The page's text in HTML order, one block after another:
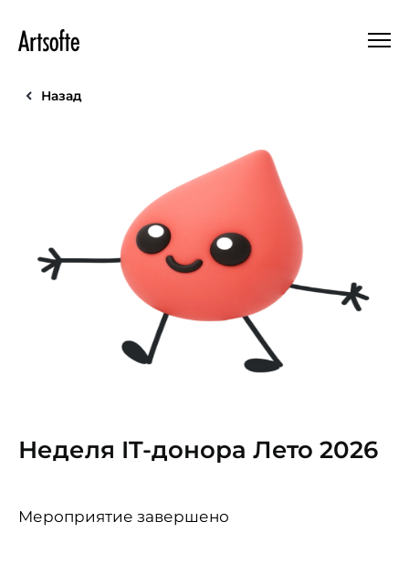
Назад
Неделя IT-донора Лето 2026
Мероприятие завершено